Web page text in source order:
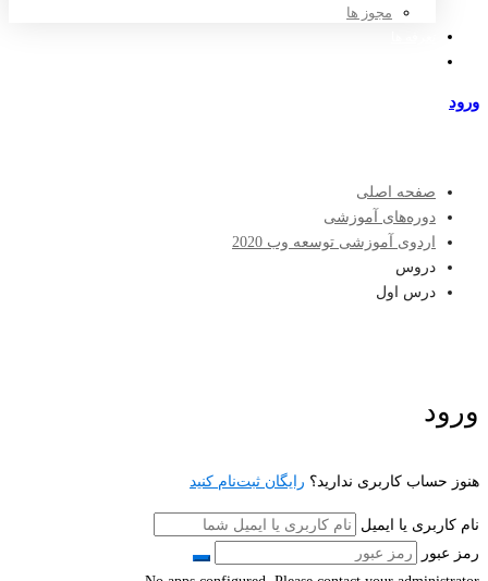
مجوز ها
ورود
صفحه اصلی
دوره‌های آموزشی
اردوی آموزشی توسعه وب 2020
دروس
درس اول
ورود
هنوز حساب کاربری ندارید؟ رایگان ثبت‌نام کنید
نام کاربری یا ایمیل
رمز عبور